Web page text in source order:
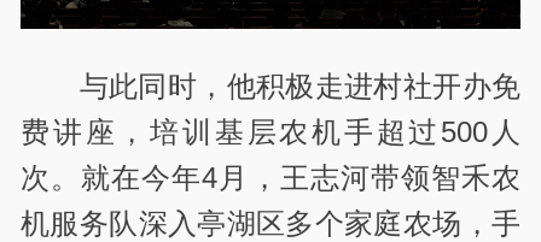
与此同时，他积极走进村社开办免
费讲座，培训基层农机手超过500 人
次。就在今年4 月，王志河带领智禾农
机服务队深入亭湖区多个家庭农场，手